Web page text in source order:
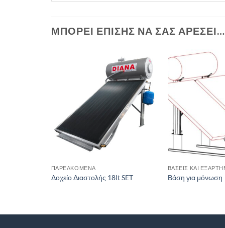
ΜΠΟΡΕΊ ΕΠΊΣΗΣ ΝΑ ΣΑΣ ΑΡΈΣΕΙ…
ΠΑΡΕΛΚΌΜΕΝΑ
Δοχείο Διαστολής 18lt SET
ΒΆΣΕΙΣ ΚΑΙ
Βάση για μόνωση